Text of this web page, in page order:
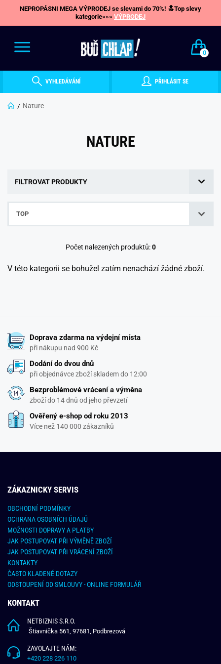
NEPROPÁSNI MEGA VÝPRODEJ se slevami do 70%! 🔝Top slevy
kategorie»»» VÝPRODEJ
0
VYHLEDÁVÁNÍ PŘIHLÁSIT SE
Nature
NATURE
FILTROVAT PRODUKTY
TOP
Počet nalezených produktů:0
V této kategorii se bohužel zatím nenachází žádné zboží.
Doprava zdarma na výdejní místa
při nákupu nad 900 Kč
Dodání do dvou dnů
při objednávce zboží skladem do 12:00
Bezproblémové vrácení a výměna
zboží do 14 dnů od jeho převzetí
Ověřený e-shop od roku 2013
Více než 140 000 zákazníků
ZÁKAZNICKY SERVIS
OBCHODNÍ PODMÍNKY
OCHRANA OSOBNÍCH ÚDAJŮ
MOŽNOSTI DOPRAVY A PLATBY
JAK POSTUPOVAT PŘI VÝMĚNĚ ZBOŽÍ
JAK POSTUPOVAT PŘI VRÁCENÍ ZBOŽÍ
KONTAKTY
ČASTO KLADENÉ DOTAZY
ODSTOUPENÍ OD SMLOUVY - ONLINE FORMULÁŘ
KONTAKT
NETBIZNIS S.R.O.
Štiavnička 561, 97681, Podbrezová
ZAVOLAJTE NÁM:
+420 228 226 110